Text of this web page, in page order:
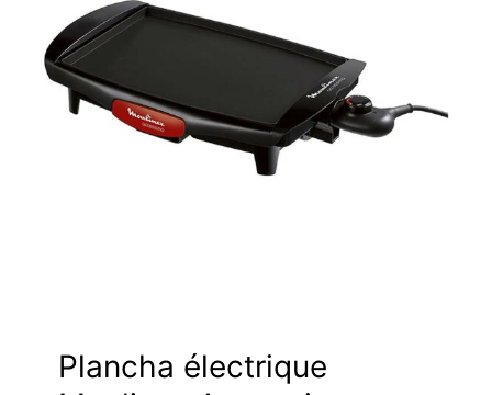
Plancha électrique